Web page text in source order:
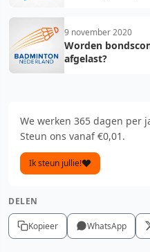
9 november 2020
Worden
afgelast?
We werken 365 dagen per
Steun ons vanaf €0,01.
Ik steun jullie!
DELEN
Kopieer WhatsApp